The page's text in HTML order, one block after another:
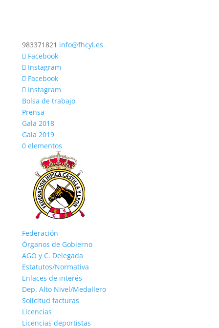
983371821 info@fhcyl.es
Facebook
Instagram
Facebook
Instagram
Bolsa de trabajo
Prensa
Gala 2018
Gala 2019
0 elementos
Federación
Órganos de Gobierno
AGO y C. Delegada
Estatutos/Normativa
Enlaces de interés
Dep. Alto Nivel/Medallero
Solicitud facturas
Licencias
Licencias deportistas